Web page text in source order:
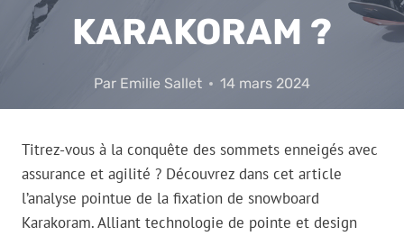
KARAKORAM ?
Par Emilie Sallet 14 mars 2024
Titrez-vous à la conquête des sommets enneigés avec
assurance et agilité ? Découvrez dans cet article
l’analyse pointue de la fixation de snowboard
Karakoram. Alliant technologie de pointe et design